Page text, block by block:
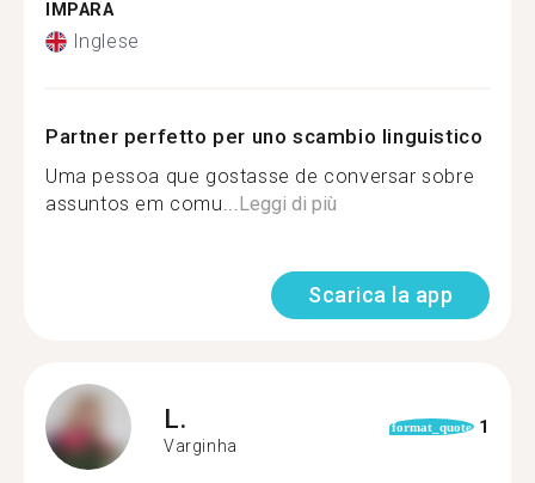
IMPARA
Inglese
Partner perfetto per uno scambio linguistico
Uma pessoa que gostasse de conversar sobre
assuntos em comu...Leggi di più
Scarica la app
L.
Varginha
format_quote 1